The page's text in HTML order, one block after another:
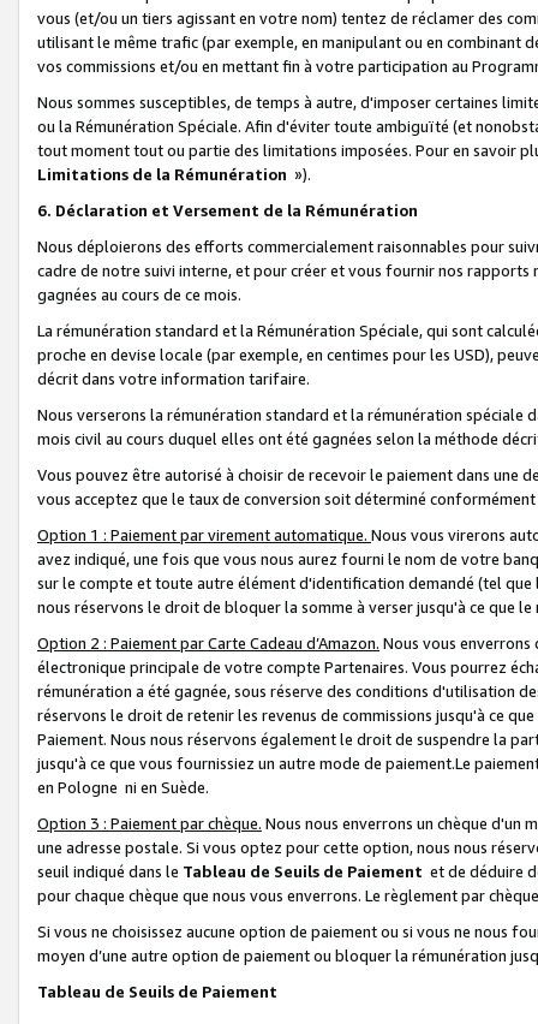
vous (et/ou un tiers agissant en votre nom) tentez de réclamer des
utilisant le même trafic (par exemple, en manipulant ou en combinant
vos commissions et/ou en mettant fin à votre participation au
Nous sommes susceptibles, de temps à autre, d'imposer certaines
ou la Rémunération Spéciale. Afin d'éviter toute ambiguïté (et
tout moment tout ou partie des limitations imposées. Pour en savoir
Limitations de la Rémunération »).
6. Déclaration et Versement de la Rémunération
Nous déploierons des efforts commercialement raisonnables pour
cadre de notre suivi interne, et pour créer et vous fournir nos
gagnées au cours de ce mois.
La rémunération standard et la Rémunération Spéciale, qui sont
proche en devise locale (par exemple, en centimes pour les USD),
décrit dans votre information tarifaire.
Nous verserons la rémunération standard et la rémunération spéciale
mois civil au cours duquel elles ont été gagnées selon la méthode
Vous pouvez être autorisé à choisir de recevoir le paiement dans une
vous acceptez que le taux de conversion soit déterminé
Option 1 : Paiement par virement automatique. Nous vous virerons
avez indiqué, une fois que vous nous aurez fourni le nom de votre
sur le compte et toute autre élément d'identification demandé (tel que
nous réservons le droit de bloquer la somme à verser jusqu'à ce que
Option 2 : Paiement par Carte Cadeau d’Amazon. Nous vous
électronique principale de votre compte Partenaires. Vous pourrez
rémunération a été gagnée, sous réserve des conditions d'utilisation
réservons le droit de retenir les revenus de commissions jusqu'à ce
Paiement. Nous nous réservons également le droit de suspendre la
jusqu'à ce que vous fournissiez un autre mode de paiement.Le
en Pologne ni en Suède.
Option 3 : Paiement par chèque. Nous nous enverrons un chèque d'un
une adresse postale. Si vous optez pour cette option, nous nous
seuil indiqué dans le Tableau de Seuils de Paiement et de déduire
pour chaque chèque que nous vous enverrons. Le règlement par
Si vous ne choisissez aucune option de paiement ou si vous ne nous
moyen d’une autre option de paiement ou bloquer la rémunération
Tableau de Seuils de Paiement